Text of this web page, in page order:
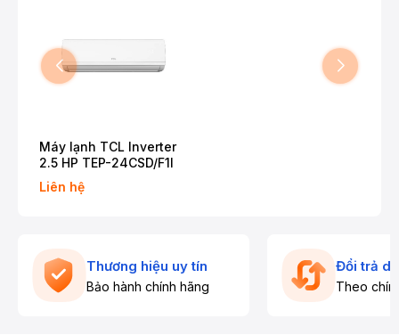
Máy lạnh TCL Inverter
2.5 HP TEP-24CSD/F1I
Liên hệ
Thương hiệu uy tín
Bảo hành chính hãng
Đổi trả
Theo